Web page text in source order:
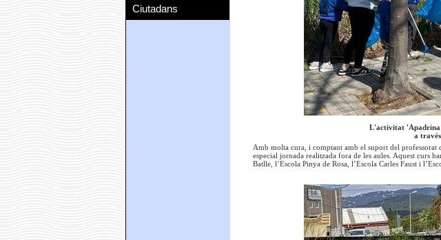
Ciutadans
L'activitat 'Apadrina
a
Amb molta cura, i comptant amb el suport del professorat
especial jornada realitzada fora de les aules. Aquest curs
Batlle, l’Escola Pinya de Rosa, l’Escola Carles Faust i